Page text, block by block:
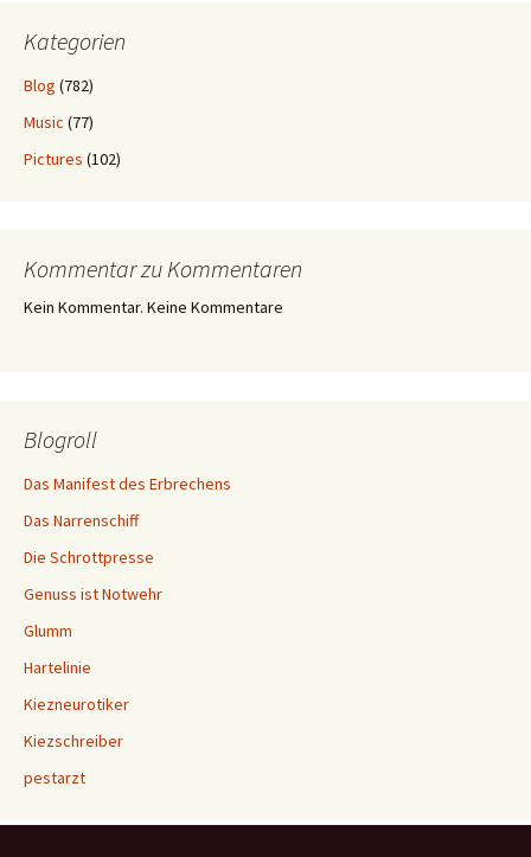
Kategorien
Blog (782)
Music (77)
Pictures (102)
Kommentar zu Kommentaren
Kein Kommentar. Keine Kommentare
Blogroll
Das Manifest des Erbrechens
Das Narrenschiff
Die Schrottpresse
Genuss ist Notwehr
Glumm
Hartelinie
Kiezneurotiker
Kiezschreiber
pestarzt